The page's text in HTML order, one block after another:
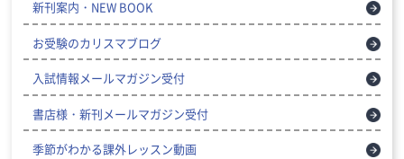
新刊案内・NEW BOOK
お受験のカリスマブログ
入試情報メールマガジン受付
書店様・新刊メールマガジン受付
季節がわかる課外レッスン動画